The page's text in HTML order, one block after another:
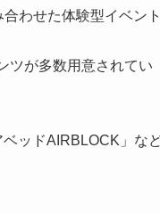
わせた体験型イベン
ツが多数用意されてい
ベッドAIRBLOCK」な